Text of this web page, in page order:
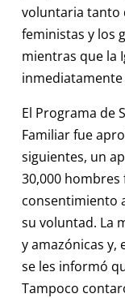
voluntaria tanto
feministas y los
mientras que la
El Programa de
Familiar fue
siguientes, un
30,000
consentimiento
su voluntad. La
y amazónicas y,
se les informó
Tampoco